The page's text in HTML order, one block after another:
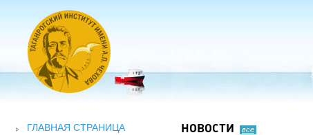
ГЛАВНАЯ СТРАНИЦА
НОВОСТИ все